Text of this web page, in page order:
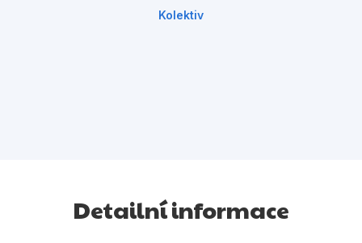
Kolektiv
Detailní informace